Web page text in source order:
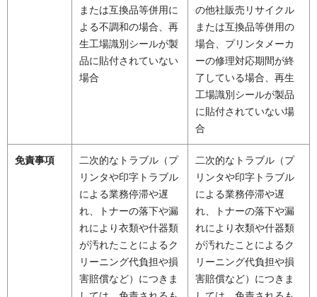
または互換品等併用に
よる不調和の場合、再
生工場識別シールが製
品に貼付されていない
場合
の他社販売リサイクル
または互換品等併用の
場合、プリンタメーカ
ーの修理対応期間が終
了している場合、再生
工場識別シールが製品
に貼付されていない場
合
免責事項
二次的なトラブル（プ
リンタや印字トラブル
による業務停滞や遅
れ、トナーの落下や漏
れにより衣類や什器類
が汚れたことによるク
リーニング代負担や損
害賠償など）につきま
二次的なトラブル（プ
リンタや印字トラブル
による業務停滞や遅
れ、トナーの落下や漏
れにより衣類や什器類
が汚れたことによるク
リーニング代負担や損
害賠償など）につきま